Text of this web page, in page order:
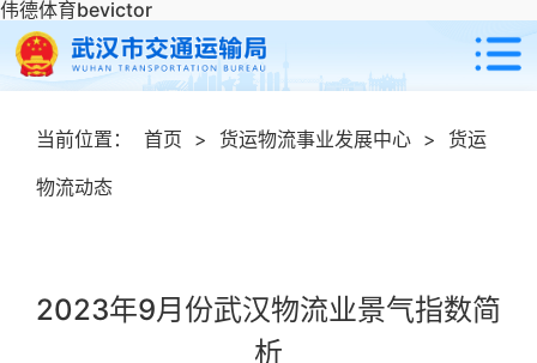
伟德体育bevictor
当前位置： 首页 > 货运物流事业发展中心 > 货运
物流动态
2023年9月份武汉物流业景气指数简
析